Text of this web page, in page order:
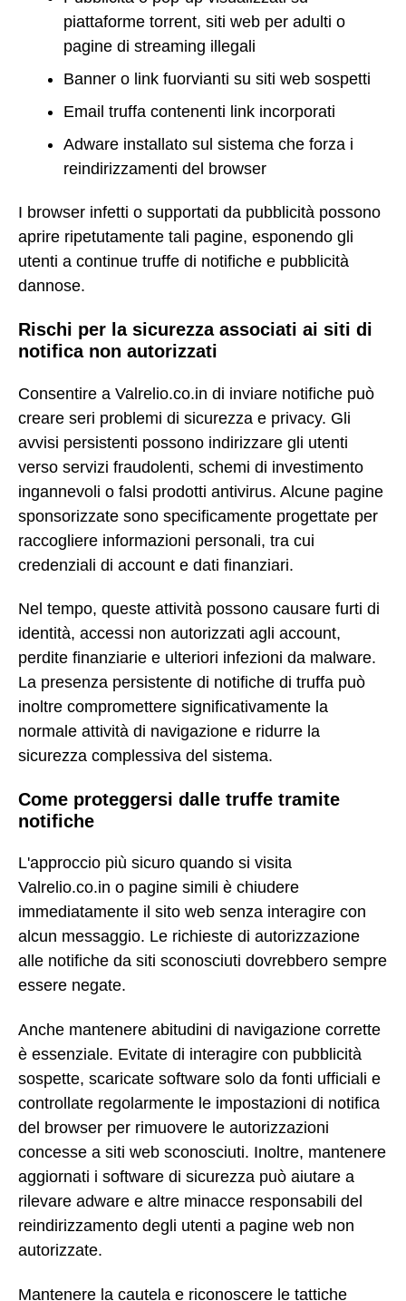
piattaforme torrent, siti web per adulti o
pagine di streaming illegali
Banner o link fuorvianti su siti web sospetti
Email truffa contenenti link incorporati
Adware installato sul sistema che forza i
reindirizzamenti del browser
I browser infetti o supportati da pubblicità possono
aprire ripetutamente tali pagine, esponendo gli
utenti a continue truffe di notifiche e pubblicità
dannose.
Rischi per la sicurezza associati ai siti di
notifica non autorizzati
Consentire a Valrelio.co.in di inviare notifiche può
creare seri problemi di sicurezza e privacy. Gli
avvisi persistenti possono indirizzare gli utenti
verso servizi fraudolenti, schemi di investimento
ingannevoli o falsi prodotti antivirus. Alcune pagine
sponsorizzate sono specificamente progettate per
raccogliere informazioni personali, tra cui
credenziali di account e dati finanziari.
Nel tempo, queste attività possono causare furti di
identità, accessi non autorizzati agli account,
perdite finanziarie e ulteriori infezioni da malware.
La presenza persistente di notifiche di truffa può
inoltre compromettere significativamente la
normale attività di navigazione e ridurre la
sicurezza complessiva del sistema.
Come proteggersi dalle truffe tramite
notifiche
L'approccio più sicuro quando si visita
Valrelio.co.in o pagine simili è chiudere
immediatamente il sito web senza interagire con
alcun messaggio. Le richieste di autorizzazione
alle notifiche da siti sconosciuti dovrebbero sempre
essere negate.
Anche mantenere abitudini di navigazione corrette
è essenziale. Evitate di interagire con pubblicità
sospette, scaricate software solo da fonti ufficiali e
controllate regolarmente le impostazioni di notifica
del browser per rimuovere le autorizzazioni
concesse a siti web sconosciuti. Inoltre, mantenere
aggiornati i software di sicurezza può aiutare a
rilevare adware e altre minacce responsabili del
reindirizzamento degli utenti a pagine web non
autorizzate.
Mantenere la cautela e riconoscere le tattiche